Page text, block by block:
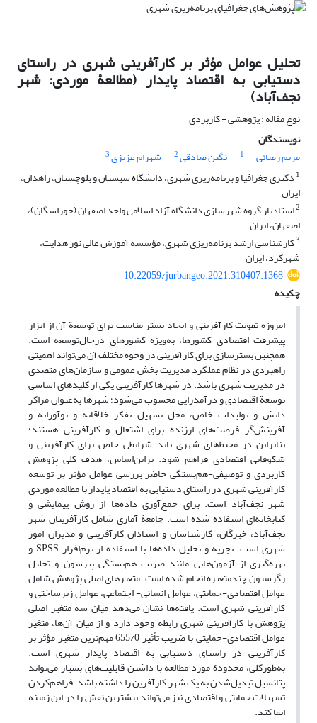
تحلیل عوامل مؤثر بر کار‌آفرینی شهری در راستای
دستیابی به اقتصاد پایدار (مطالعۀ موردی: شهر
نجف‌آباد)
نوع مقاله : پژوهشی - کاربردی
نویسندگان
مریم رضائی
1 نگین صادقی2 شهرام عزیزی3
1 دکتری جغرافیا و برنامه‌ریزی شهری، دانشگاه سیستان و بلوچستان، زاهدان،
ایران
2استادیار گروه شهرسازی دانشگاه آزاد اسلامی واحد اصفهان (خوراسگان)،
اصفهان، ایران
3کارشناسی ‌ارشد برنامه‌ریزی شهری، مؤسسة آموزش عالی نور هدایت،
شهرکرد، ایران
10.22059/jurbangeo.2021.310407.1368
چکیده
امروزه تقویت کارآفرینی و ایجاد بستر مناسب برای توسعة آن از ابزار
پیشرفت اقتصادی کشورها، به‌ویژه کشورهای درحال‌توسعه است.
همچنین بسترسازی برای کارآفرینی در وجوه مختلف آن می‌تواند اهمیتی
راهبردی در نظام عملکرد مدیریت بخش عمومی و سازمان‌های متصدی
در مدیریت شهری باشد. در شهرها کارآفرینی یکی از کلیدهای اساسی
توسعة اقتصادی و درآمدزایی محسوب می‌شود؛ شهرها به‌عنوان مراکز
دانش و تولیدات خاص، محل تسهیل تفکر خلاقانه و نوآورانه و
آفرینش‌گر فرصت‌های ارزنده برای اشتغال و کارآفرینی هستند؛
بنابراین در محیط‌های شهری باید شرایطی خاص برای کارآفرینی و
شکوفایی اقتصادی فراهم شود. براین‌اساس، هدف کلی پژوهش
کاربردی و توصیفی-هم‌بستگی حاضر بررسی عوامل مؤثر بر توسعة
کارآفرینی شهری در راستای دستیابی به اقتصاد پایدار با مطالعة موردی
شهر نجف‌آباد است. برای جمع‌آوری داده‌ها از روش پیمایشی و
کتابخانه‌ای استفاده شده است. جامعة آماری شامل کارآفرینان شهر
نجف‌آباد، خبرگان، کارشناسان و استادان کارآفرینی و مدیران امور
شهری است. تجزیه ‌و تحلیل داده‌ها با استفاده از نرم‌افزار SPSS و
بهره‌گیری از آزمون‌هایی مانند ضریب هم‌بستگی پیرسون و تحلیل
رگرسیون چندمتغیره انجام شده است. متغیرهای اصلی پژوهش شامل
عوامل اقتصادی-حمایتی، عوامل انسانی- اجتماعی، عوامل زیرساختی و
کارآفرینی شهری است. یافته‌ها نشان می‌دهد میان سه متغیر اصلی
پژوهش با کارآفرینی شهری رابطه وجود دارد و از میان آن‌ها، متغیر
عوامل اقتصادی-حمایتی با ضریب تأثیر 655/0 مهم‌ترین متغیر مؤثر بر
کارآفرینی در راستای دستیابی به اقتصاد پایدار شهری است.
به‌طورکلی، محدودة مورد مطالعه با داشتن قابلیت‌های بسیار می‌تواند
پتانسیل تبدیل‌شدن به یک شهر کارآفرین را داشته باشد. فراهم‌کردن
تسهیلات حمایتی و اقتصادی نیز می‌تواند بیشترین نقش را در این زمینه
ایفا کند.